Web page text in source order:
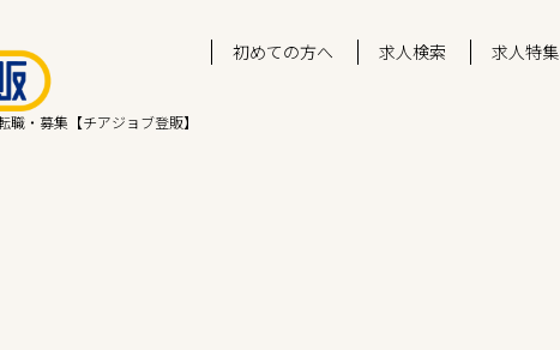
・募集【チアジョブ登販】
初めての方へ 求人検索 求人特集